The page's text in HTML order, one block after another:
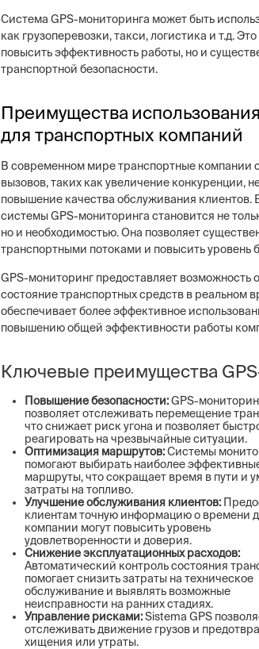
Система GPS-мониторинга может быть
как грузоперевозки, такси, логистика и т.д.
повысить эффективность работы, но и
транспортной безопасности.
Преимущества
для транспортных компаний
В современном мире транспортные компании
вызовов, таких как увеличение конкуренции,
повышение качества обслуживания клиентов.
системы GPS-мониторинга становится не
но и необходимостью. Она позволяет
транспортными потоками и повысить уровень
GPS-мониторинг предоставляет возможность
состояние транспортных средств в реальном
обеспечивает более эффективное
повышению общей эффективности работы
Ключевые преимущества
Повышение безопасности:GPS-
позволяет отслеживать перемещение
что снижает риск угона и позволяет
реагировать на чрезвычайные ситуации.
Оптимизация маршрутов:Системы
помогают выбирать наиболее
маршруты, что сокращает время в пути и
затраты на топливо.
Улучшение обслуживания клиентов:
клиентам точную информацию о времени
компании могут повысить уровень
удовлетворенности и доверия.
Снижение эксплуатационных расходов:
Автоматический контроль состояния
помогает снизить затраты на техническое
обслуживание и выявлять возможные
неисправности на ранних стадиях.
Управление рисками:Sistema GPS
отслеживать движение грузов и
хищения или утраты.